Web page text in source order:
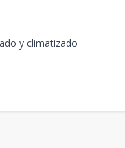
y climatizado